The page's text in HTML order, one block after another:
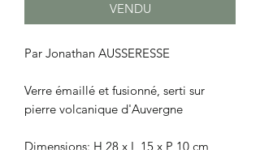
VENDU
Par Jonathan AUSSERESSE
Verre émaillé et fusionné, serti sur
pierre volcanique d'Auvergne
Dimensions: H 28 x L 15 x P 10 cm